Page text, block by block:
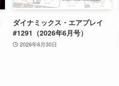
ダイナミックス・エアプレイ
#1291（2026年6月号）
2026年6月30日